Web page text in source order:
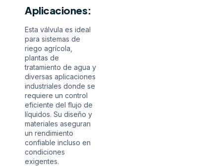
Aplicaciones:
Esta válvula es ideal
para sistemas de
riego agrícola,
plantas de
tratamiento de agua y
diversas aplicaciones
industriales donde se
requiere un control
eficiente del flujo de
líquidos. Su diseño y
materiales aseguran
un rendimiento
confiable incluso en
condiciones
exigentes.